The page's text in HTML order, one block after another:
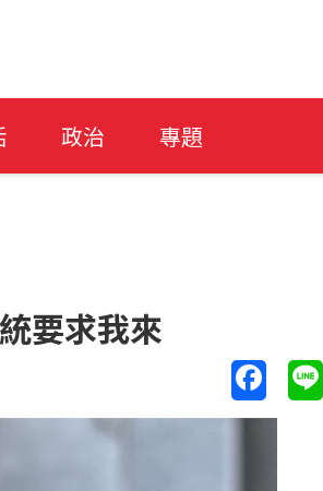
政治 專題
要求我來